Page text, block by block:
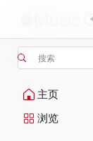
搜索
主页
浏览